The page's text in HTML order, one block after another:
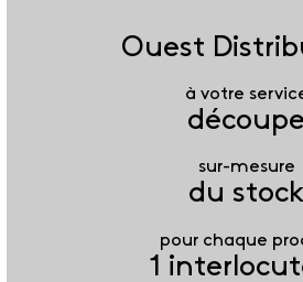
Ouest
à votre
découpe
sur-mesure
du stock
pour chaque
1